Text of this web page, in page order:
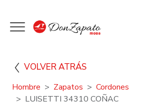
VOLVER ATRÁS
Hombre Zapatos
Cordones
LUISETTI 34310 COÑAC